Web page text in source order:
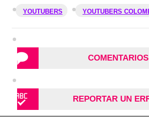
YOUTUBERS YOUTUBERS
COMENTARIOS
REPORTAR UN